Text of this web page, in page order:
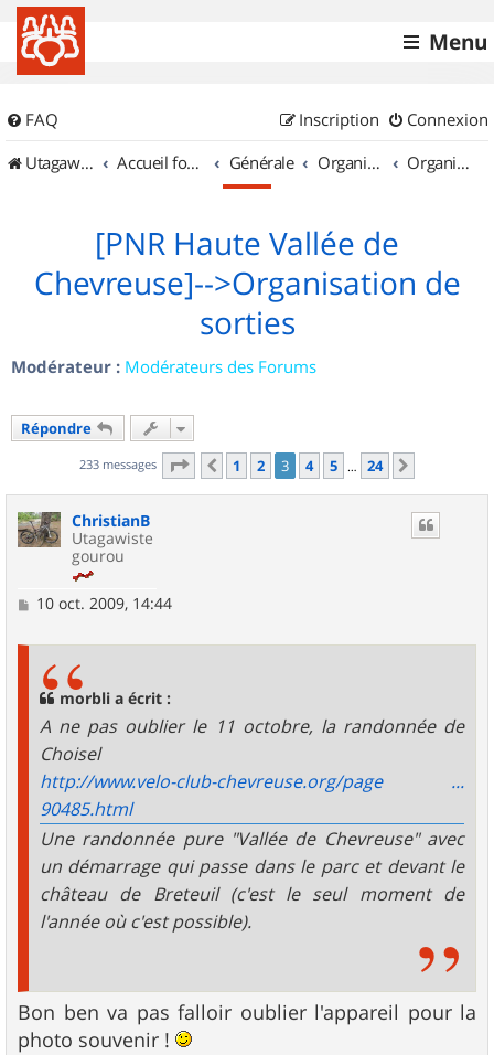
Menu
FAQ Connexion
Inscription
UtagawaVTT (Randos VTT et VTTAE avec traces GPS)
Accueil forum Générale Organisation de sorties & Recherche de partenaires Organisation de sorties en région Île de France
[PNR Haute Vallée de
Chevreuse]-->Organisation de
sorties
Modérateur : Modérateurs des Forums
Répondre
233 messages Page 3sur
Précédent
1 2 3 4 5 … 24
ChristianB
Utagawiste
gourou
M10 oct. 2009, 14:44
morbli a écrit :
A ne pas oublier le 11 octobre, la randonnée de
Choisel
http://www.velo-club-chevreuse.org/page ...
90485.html
Une randonnée pure "Vallée de Chevreuse" avec
un démarrage qui passe dans le parc et devant le
château de Breteuil (c'est le seul moment de
l'année où c'est possible).
Bon ben va pas falloir oublier l'appareil pour la
photo souvenir !